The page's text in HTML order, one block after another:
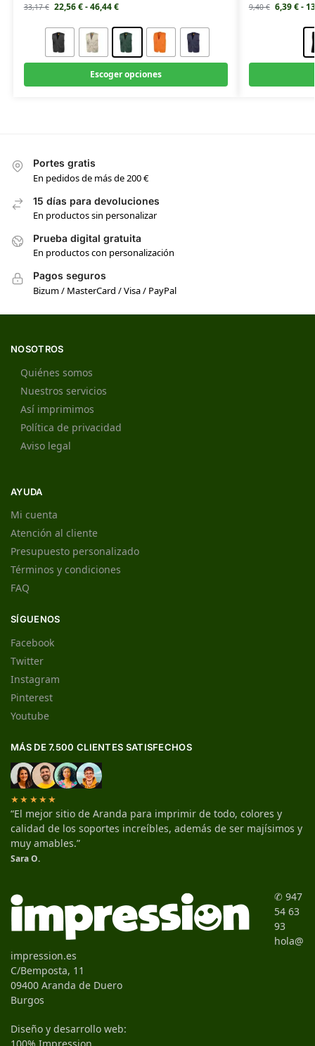
33,17€ 22,56€-46,44€
Escoger opciones
9,40€ 6,39€-
Portes gratis
En pedidos de más de 200 €
15 días para devoluciones
En productos sin personalizar
Prueba digital gratuita
En productos con personalización
Pagos seguros
Bizum / MasterCard / Visa / PayPal
NOSOTROS
Quiénes somos
Nuestros servicios
Así imprimimos
Política de privacidad
Aviso legal
AYUDA
Mi cuenta
Atención al cliente
Presupuesto personalizado
Términos y condiciones
FAQ
SÍGUENOS
Facebook
Twitter
Instagram
Pinterest
Youtube
MÁS DE 7.500 CLIENTES SATISFECHOS
★★★★★
“El mejor sitio de Aranda para imprimir de todo, colores y
calidad de los soportes increíbles, además de ser majísimos y
muy amables.”
Sara O.
✆ 947
54 63
93
hola@
impression.es
C/Bemposta, 11
09400 Aranda de Duero
Burgos
Diseño y desarrollo web:
100% Impression